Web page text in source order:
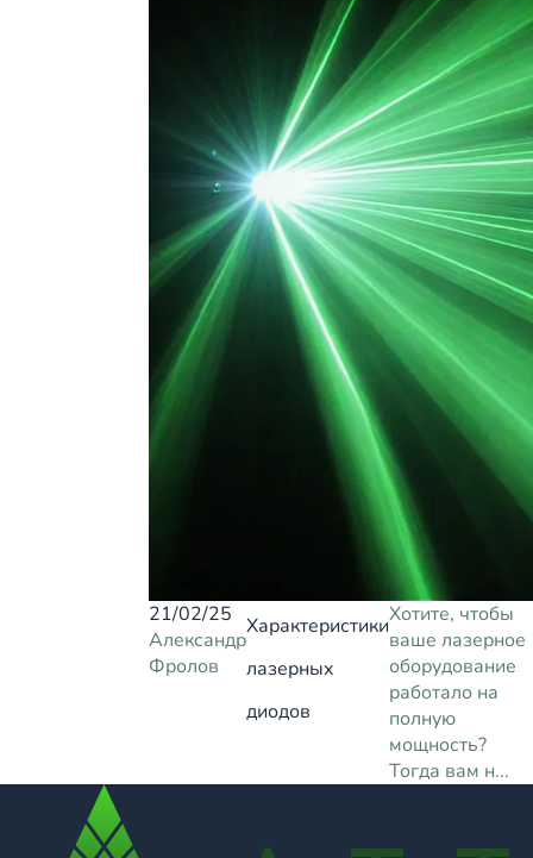
21/02/25
Александр
Фролов
Характеристики
лазерных
диодов
Хотите, чтобы
ваше лазерное
оборудование
работало на
полную
мощность?
Тогда вам н...